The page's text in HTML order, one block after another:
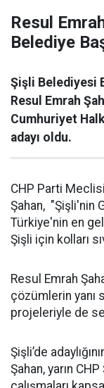
Resul
Belediye
Şişli Belediyesi
Resul Emrah
Cumhuriyet
adayı oldu.
CHP Parti
Şahan, "Şişli'nin
Türkiye'nin en
Şişli için kolları
Resul Emrah
çözümlerin yanı
projeleriyle de
Şişli’de
Şahan, yarın